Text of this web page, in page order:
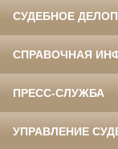
СУДЕБНОЕ
СПРАВОЧНАЯ
ПРЕСС-СЛУЖБА
УПРАВЛЕНИЕ